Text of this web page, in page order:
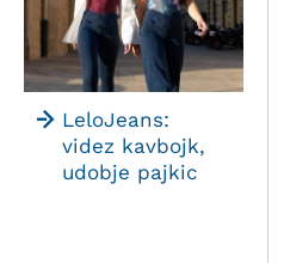
LeloJeans:
videz kavbojk,
udobje pajkic